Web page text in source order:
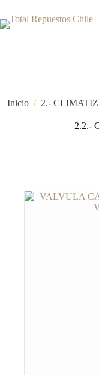
Inicio / 2.-
2.2.-